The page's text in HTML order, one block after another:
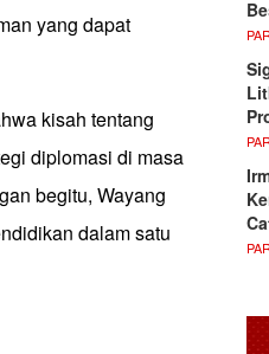
yang dapat
kisah tentang
diplomasi di masa
begitu, Wayang
dalam satu